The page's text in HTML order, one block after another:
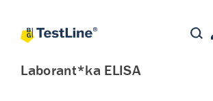
Laborant*ka ELISA